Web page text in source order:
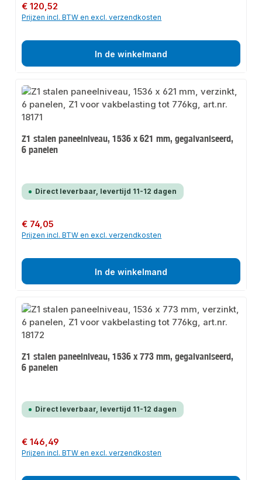
Normale prijs:
€ 120,52
Prijzen incl. BTW en excl. verzendkosten
In de winkelmand
Z1 stalen paneelniveau, 1536 x 621 mm, gegalvaniseerd,
6 panelen
Direct leverbaar, levertijd 11-12 dagen
Normale prijs:
€ 74,05
Prijzen incl. BTW en excl. verzendkosten
In de winkelmand
Z1 stalen paneelniveau, 1536 x 773 mm, gegalvaniseerd,
6 panelen
Direct leverbaar, levertijd 11-12 dagen
Normale prijs:
€ 146,49
Prijzen incl. BTW en excl. verzendkosten